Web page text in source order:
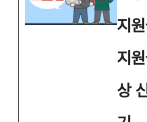
지
지
상